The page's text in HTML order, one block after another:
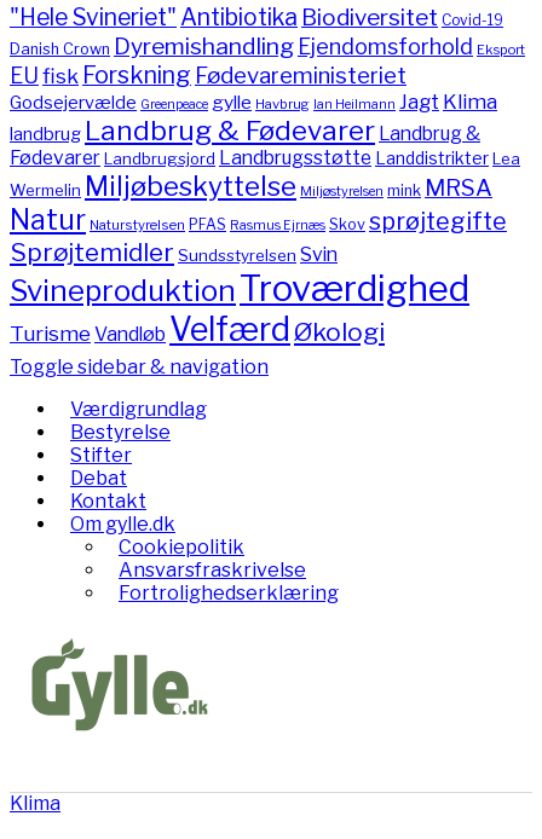
"Hele Svineriet" Antibiotika Biodiversitet Covid-19
Danish Crown Dyremishandling Ejendomsforhold Eksport
EUfisk Forskning Fødevareministeriet
Godsejervælde Greenpeace gylle Havbrug Ian Heilmann Jagt Klima
landbrug Landbrug & Fødevarer Landbrug &
FødevarerLandbrugsjord Landbrugsstøtte LanddistrikterLea
Wermelin Miljøbeskyttelse Miljøstyrelsen mink MRSA
Natur Naturstyrelsen PFAS Rasmus Ejrnæs Skov sprøjtegifte
Sprøjtemidler Sundsstyrelsen Svin
Svineproduktion Troværdighed
TurismeVandløb Velfærd Økologi
Toggle sidebar & navigation
Værdigrundlag
Bestyrelse
Stifter
Debat
Kontakt
Om gylle.dk
Cookiepolitik
Ansvarsfraskrivelse
Fortrolighedserklæring
Klima